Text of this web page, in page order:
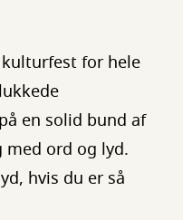
for hele
en solid bund af
ord og lyd.
hvis du er så